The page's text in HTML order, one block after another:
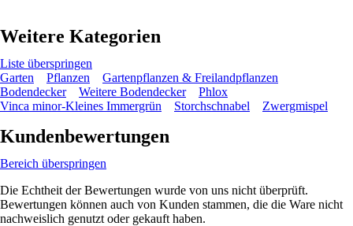
Weitere Kategorien
Liste überspringen
Garten
Pflanzen
Gartenpflanzen & Freilandpflanzen
Bodendecker
Weitere Bodendecker
Phlox
Vinca minor-Kleines Immergrün
Storchschnabel Zwergmispel
Kundenbewertungen
Bereich überspringen
Die Echtheit der Bewertungen wurde von uns nicht überprüft.
Bewertungen können auch von Kunden stammen, die die Ware nicht
nachweislich genutzt oder gekauft haben.